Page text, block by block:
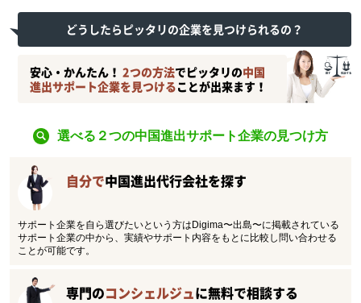
どうしたらピッタリの企業を見つけられるの？
安心・かんたん！ 2つの方法でピッタリの中国
進出サポート企業を見つけることが出来ます！
選べる２つの中国進出サポート企業の見つけ方
自分で中国進出代行会社を探す
サポート企業を自ら選びたいという方はDigima〜出島〜に掲載されている
サポート企業の中から、実績やサポート内容をもとに比較し問い合わせる
ことが可能です。
専門のコンシェルジュに無料で相談する